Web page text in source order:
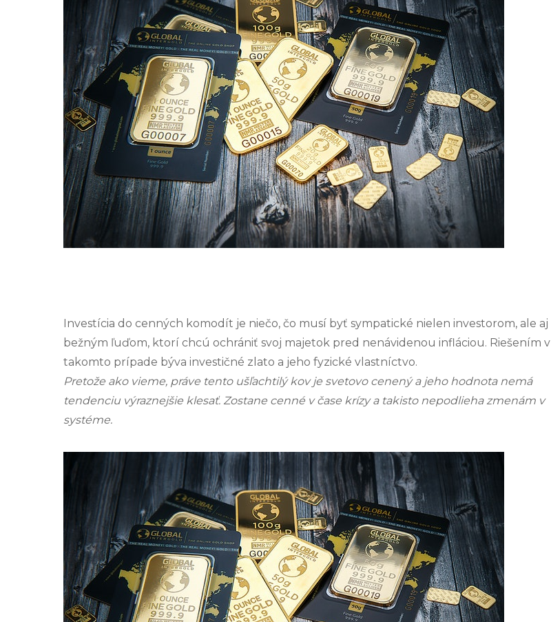
Investícia do cenných komodít je niečo, čo musí byť sympatické nielen investorom, ale aj
bežným ľuďom, ktorí chcú ochrániť svoj majetok pred nenávidenou infláciou. Riešením v
takomto prípade býva investičné zlato a jeho fyzické vlastníctvo.
Pretože ako vieme, práve tento ušľachtilý kov je svetovo cenený a jeho hodnota nemá
tendenciu výraznejšie klesať. Zostane cenné v čase krízy a takisto nepodlieha zmenám v
systéme.